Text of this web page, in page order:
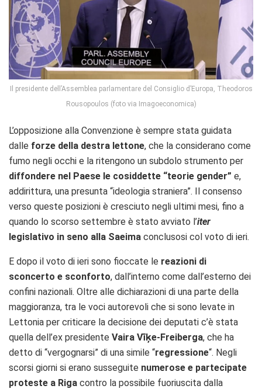
Il presidente dell’Assemblea parlamentare del Consiglio d’Europa, Theodoros
Rousopoulos (foto via Imagoeconomica)
L’opposizione alla Convenzione è sempre stata guidata
dalle forze della destra lettone, che la considerano come
fumo negli occhi e la ritengono un subdolo strumento per
diffondere nel Paese le cosiddette “teorie gender” e,
addirittura, una presunta “ideologia straniera”. Il consenso
verso queste posizioni è cresciuto negli ultimi mesi, fino a
quando lo scorso settembre è stato avviato l’iter
legislativo in seno alla Saeima conclusosi col voto di ieri.
E dopo il voto di ieri sono fioccate le reazioni di
sconcerto e sconforto, dall’interno come dall’esterno dei
confini nazionali. Oltre alle dichiarazioni di una parte della
maggioranza, tra le voci autorevoli che si sono levate in
Lettonia per criticare la decisione dei deputati c’è stata
quella dell’ex presidente Vaira Vīķe-Freiberga, che ha
detto di “vergognarsi” di una simile “regressione“. Negli
scorsi giorni si erano susseguite numerose e partecipate
proteste a Riga contro la possibile fuoriuscita dalla